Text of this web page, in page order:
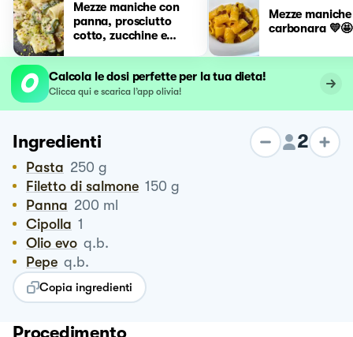
Mezze maniche con
panna, prosciutto
cotto, zucchine e
Mezze
carbonara 💛🤩
Calcola le dosi perfette per la tua dieta!
Clicca qui e scarica l’app olivia!
Ingredienti 2
Pasta 250 g
Filetto di salmone 150 g
Panna 200 ml
Cipolla 1
Olio evo q.b.
Pepe q.b.
Copia ingredienti
Procedimento